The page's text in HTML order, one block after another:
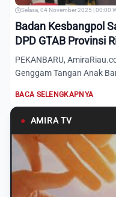
Selasa, 04 November 2025 | 00:00
Badan Kesbangpol
DPD GTAB Provinsi
PEKANBARU,
Genggam Tangan Anak
BACA SELENGKAPNYA
● AMIRA TV